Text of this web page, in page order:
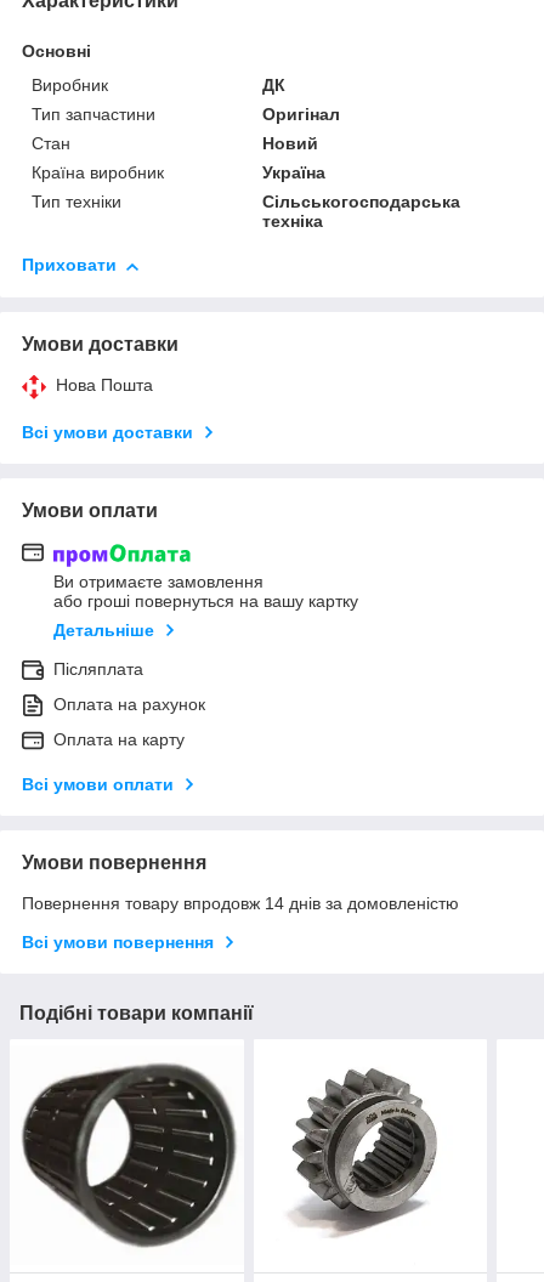
Основні
Виробник
ДК
Тип запчастини
Оригінал
Стан
Новий
Країна виробник
Україна
Тип техніки
Сільськогосподарська
техніка
Приховати
Умови доставки
Нова Пошта
Всі умови доставки
Умови оплати
Ви отримаєте замовлення
або гроші повернуться на вашу картку
Детальніше
Післяплата
Оплата на рахунок
Оплата на карту
Всі умови оплати
Умови повернення
Повернення товару впродовж 14 днів за домовленістю
Всі умови повернення
Подібні товари компанії